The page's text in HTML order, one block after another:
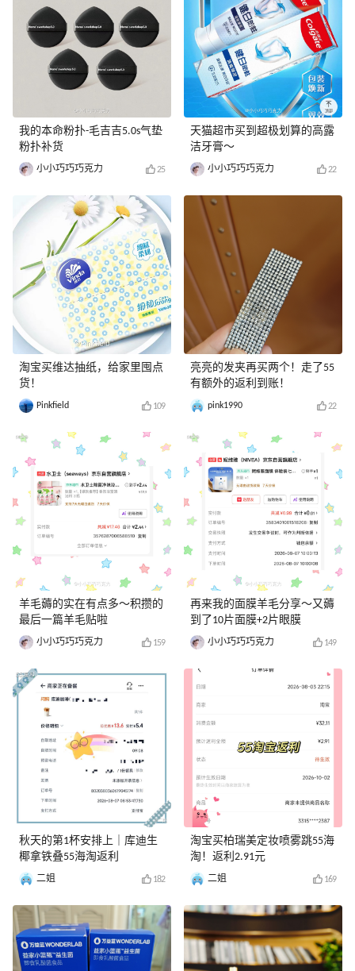
我的本命粉扑-毛吉吉5.0s气垫
粉扑补货
小小巧巧巧克力 25
淘宝买维达抽纸，给家里囤点
货！
Pinkfield 109
羊毛薅的实在有点多～积攒的
最后一篇羊毛贴啦
小小巧巧巧克力 159
秋天的第1杯安排上｜库迪生
椰拿铁叠55海淘返利
二姐 182
天猫超市买到超极划算的高露
洁牙膏～
小小巧巧巧克力 22
亮亮的发夹再买两个！走了55
有额外的返利到账！
pink1990 22
再来我的面膜羊毛分享～又薅
到了10片面膜+2片眼膜
小小巧巧巧克力 149
淘宝买柏瑞美定妆喷雾跳55海
淘！返利2.91元
二姐 169